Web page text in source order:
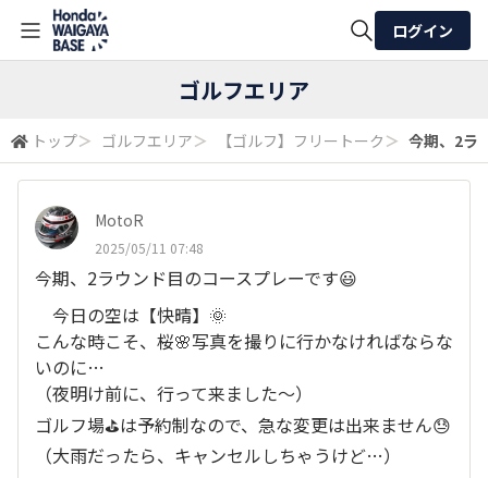
検索
ログイン
ゴルフエリア
トップ＞ ゴルフエリア＞ 【ゴルフ】フリートーク ＞ 今期、2ラ
MotoR
2025/05/11 07:48
今期、2ラウンド目のコースプレーです😃
今日の空は【快晴】🌞
こんな時こそ、桜🌸写真を撮りに行かなければならな
いのに…
（夜明け前に、行って来ました～）
ゴルフ場⛳は予約制なので、急な変更は出来ません😓
（大雨だったら、キャンセルしちゃうけど…）